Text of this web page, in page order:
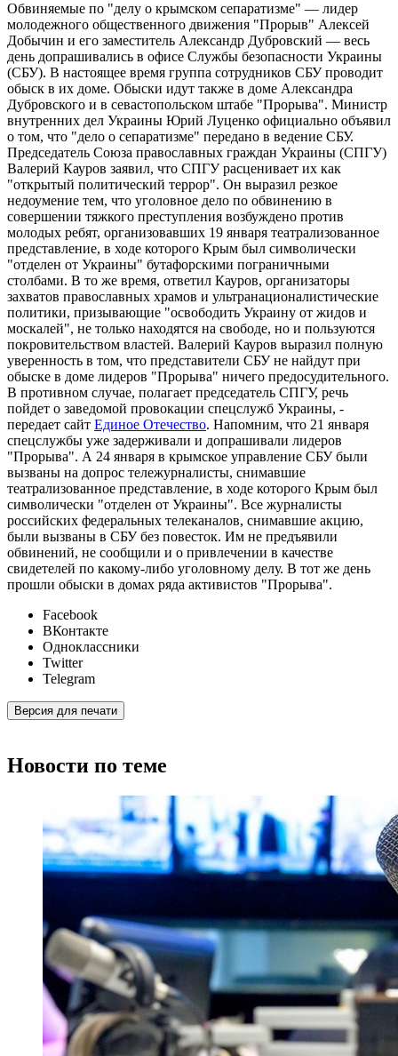
Обвиняемые по "делу о крымском сепаратизме" — лидер
молодежного общественного движения "Прорыв" Алексей
Добычин и его заместитель Александр Дубровский — весь
день допрашивались в офисе Службы безопасности Украины
(СБУ). В настоящее время группа сотрудников СБУ проводит
обыск в их доме. Обыски идут также в доме Александра
Дубровского и в севастопольском штабе "Прорыва". Министр
внутренних дел Украины Юрий Луценко официально объявил
о том, что "дело о сепаратизме" передано в ведение СБУ.
Председатель Союза православных граждан Украины (СПГУ)
Валерий Кауров заявил, что СПГУ расценивает их как
"открытый политический террор". Он выразил резкое
недоумение тем, что уголовное дело по обвинению в
совершении тяжкого преступления возбуждено против
молодых ребят, организовавших 19 января театрализованное
представление, в ходе которого Крым был символически
"отделен от Украины" бутафорскими пограничными
столбами. В то же время, ответил Кауров, организаторы
захватов православных храмов и ультранационалистические
политики, призывающие "освободить Украину от жидов и
москалей", не только находятся на свободе, но и пользуются
покровительством властей. Валерий Кауров выразил полную
уверенность в том, что представители СБУ не найдут при
обыске в доме лидеров "Прорыва" ничего предосудительного.
В противном случае, полагает председатель СПГУ, речь
пойдет о заведомой провокации спецслужб Украины, -
передает сайт Единое Отечество. Напомним, что 21 января
спецслужбы уже задерживали и допрашивали лидеров
"Прорыва". А 24 января в крымское управление СБУ были
вызваны на допрос тележурналисты, снимавшие
театрализованное представление, в ходе которого Крым был
символически "отделен от Украины". Все журналисты
российских федеральных телеканалов, снимавшие акцию,
были вызваны в СБУ без повесток. Им не предъявили
обвинений, не сообщили и о привлечении в качестве
свидетелей по какому-либо уголовному делу. В тот же день
прошли обыски в домах ряда активистов "Прорыва".
Facebook
ВКонтакте
Одноклассники
Twitter
Telegram
Версия для печати
Новости по теме